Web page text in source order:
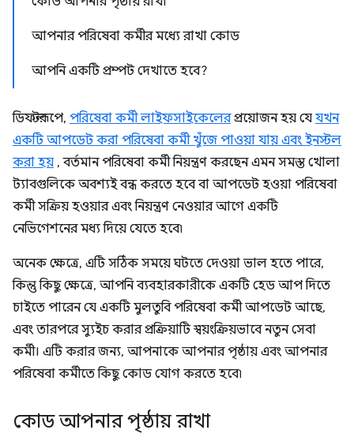
আপনার পরিষেবা কর্মীর মধ্যে রাখা কোড
আপনি একটি প্রম্পট দেখাতে হবে?
ডিফল্টরূপে, পরিষেবা কর্মী লাইফসাইকেলেরপ্রয়োজন হয় যে যখন
একটি আপডেট করা পরিষেবা কর্মী খুঁজে পাওয়া যায় এবং ইনস্টল
করা হয় , বর্তমান পরিষেবা কর্মী নিয়ন্ত্রণ করছেন এমন সমস্ত খোলা
ট্যাবগুলিকে অবশ্যই বন্ধ করতে হবে বা আপডেট হওয়া পরিষেবা
কর্মী সক্রিয় হওয়ার এবং নিয়ন্ত্রণ নেওয়ার আগে একটি
নেভিগেশনের মধ্য দিয়ে যেতে হবে৷
অনেক ক্ষেত্রে, এটি সঠিক সময়ে ঘটতে দেওয়া ভাল হতে পারে,
কিন্তু কিছু ক্ষেত্রে, আপনি ব্যবহারকারীকে একটি হেড আপ দিতে
চাইতে পারেন যে একটি মুলতুবি পরিষেবা কর্মী আপডেট আছে,
এবং তারপরে স্যুইচ করার প্রক্রিয়াটি স্বয়ংক্রিয়ভাবে নতুন সেবা
কর্মী। এটি করার জন্য, আপনাকে আপনার পৃষ্ঠায় এবং আপনার
পরিষেবা কর্মীতে কিছু কোড যোগ করতে হবে৷
কোড আপনার পৃষ্ঠায় রাখা